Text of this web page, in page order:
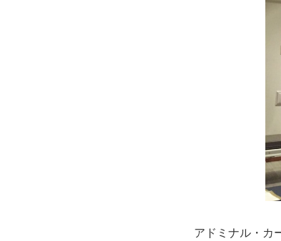
アドミナル・カ